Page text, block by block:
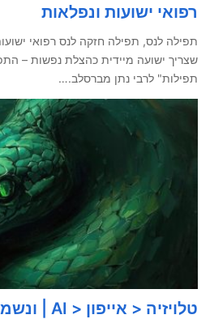
רפואי ישועות ונפלאות
תפילה לנס, תפילה חזקה לנס רפואי
שצריך ישועה מיידית כהצלת נפשות –
תפילות" לרבי נתן מברסלב.…
טלויזיה < אייפון < AI | ונשמרתם לנפשותיכם